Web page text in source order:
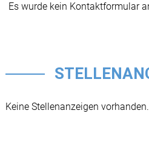
Es wurde kein Kontaktformular
Keine Stellenanzeigen vorhanden.